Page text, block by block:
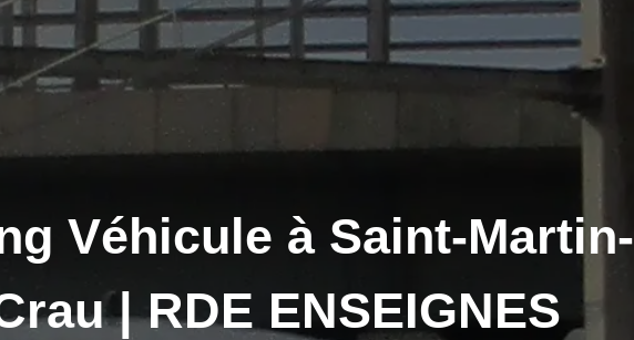
Véhicule à Saint-Martin-
| RDE ENSEIGNES